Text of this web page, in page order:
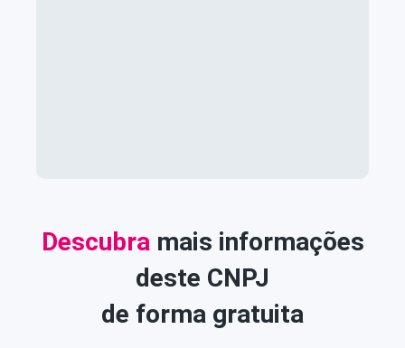
Descubra mais informações
deste CNPJ
de forma gratuita